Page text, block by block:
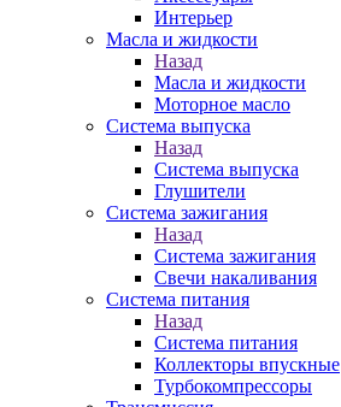
Интерьер
Масла и жидкости
Назад
Масла и жидкости
Моторное масло
Система выпуска
Назад
Система выпуска
Глушители
Система зажигания
Назад
Система зажигания
Свечи накаливания
Система питания
Назад
Система питания
Коллекторы впускные
Турбокомпрессоры